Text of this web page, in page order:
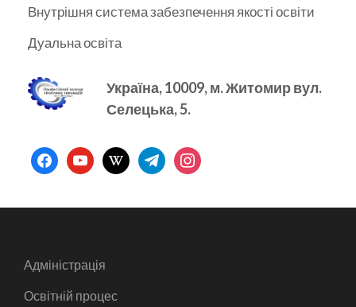
Внутрішня система забезпечення якості освіти
Дуальна освіта
Україна, 10009, м.Житомир вул.
Селецька, 5.
facebookyoutubewikipediatelegraminstagram
Адміністрація
Освітній процес